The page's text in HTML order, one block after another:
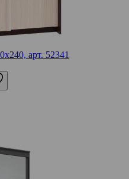
арт. 52341